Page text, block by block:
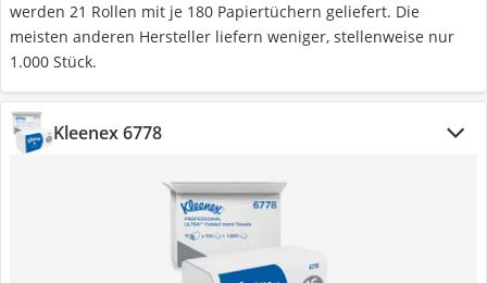
werden 21 Rollen mit je 180 Papiertüchern geliefert. Die
meisten anderen Hersteller liefern weniger, stellenweise nur
1.000 Stück.
Kleenex 6778